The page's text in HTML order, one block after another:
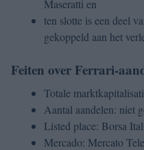
Maseratti en
ten slotte is een deel
gekoppeld aan het
Feiten over Ferrari-
Totale
Aantal aandelen: niet
Listed place: Borsa
Mercado: Mercato